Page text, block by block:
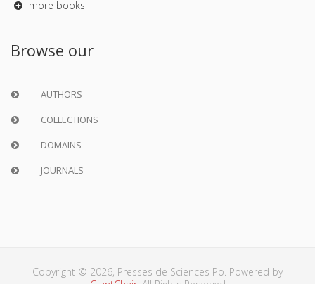
more books
Browse our
AUTHORS
COLLECTIONS
DOMAINS
JOURNALS
Copyright © 2026, Presses de Sciences Po. Powered by